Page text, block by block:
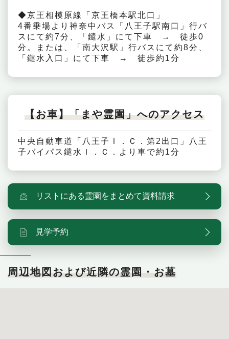
◆京王相模原線「京王橋本駅北口」
4番乗場より神奈中バス「八王子駅南口」行バ
スにて約7分、「鑓水」にて下車 → 徒歩0
分。または、「南大沢駅」行バスにて約8分、
「鑓水入口」にて下車 → 徒歩約1分
【お車】「まや霊園」へのアクセス
中央自動車道「八王子Ｉ．Ｃ．第2出口」八王
子バイパス鑓水Ｉ．Ｃ．より車で約1分
リストにある霊園をまとめて資料請求
見学予約
周辺地図および近隣の霊園・お墓